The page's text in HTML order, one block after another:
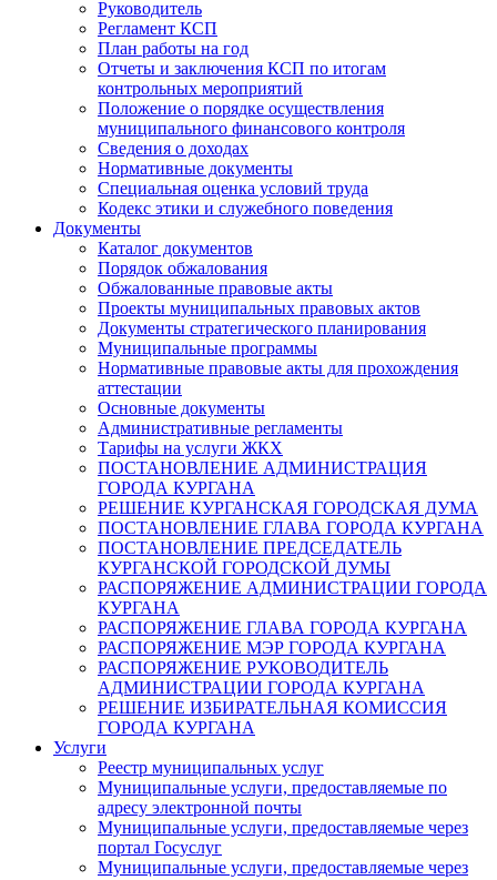
Руководитель
Регламент КСП
План работы на год
Отчеты и заключения КСП по итогам
контрольных мероприятий
Положение о порядке осуществления
муниципального финансового контроля
Сведения о доходах
Нормативные документы
Специальная оценка условий труда
Кодекс этики и служебного поведения
Документы
Каталог документов
Порядок обжалования
Обжалованные правовые акты
Проекты муниципальных правовых актов
Документы стратегического планирования
Муниципальные программы
Нормативные правовые акты для прохождения
аттестации
Основные документы
Административные регламенты
Тарифы на услуги ЖКХ
ПОСТАНОВЛЕНИЕ АДМИНИСТРАЦИЯ
ГОРОДА КУРГАНА
РЕШЕНИЕ КУРГАНСКАЯ ГОРОДСКАЯ ДУМА
ПОСТАНОВЛЕНИЕ ГЛАВА ГОРОДА КУРГАНА
ПОСТАНОВЛЕНИЕ ПРЕДСЕДАТЕЛЬ
КУРГАНСКОЙ ГОРОДСКОЙ ДУМЫ
РАСПОРЯЖЕНИЕ АДМИНИСТРАЦИИ ГОРОДА
КУРГАНА
РАСПОРЯЖЕНИЕ ГЛАВА ГОРОДА КУРГАНА
РАСПОРЯЖЕНИЕ МЭР ГОРОДА КУРГАНА
РАСПОРЯЖЕНИЕ РУКОВОДИТЕЛЬ
АДМИНИСТРАЦИИ ГОРОДА КУРГАНА
РЕШЕНИЕ ИЗБИРАТЕЛЬНАЯ КОМИССИЯ
ГОРОДА КУРГАНА
Услуги
Реестр муниципальных услуг
Муниципальные услуги, предоставляемые по
адресу электронной почты
Муниципальные услуги, предоставляемые через
портал Госуслуг
Муниципальные услуги, предоставляемые через